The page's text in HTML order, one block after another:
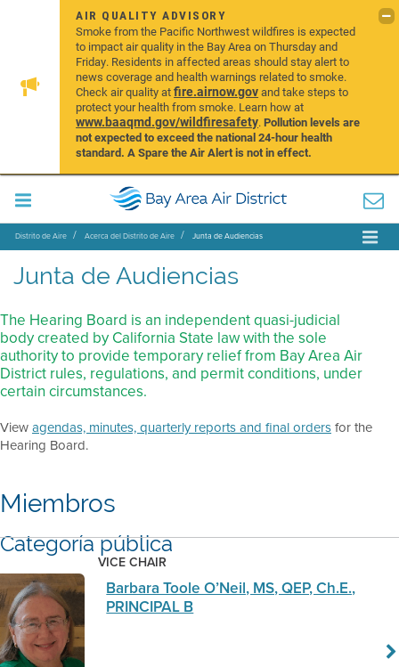
AIR QUALITY ADVISORY
Smoke from the Pacific Northwest wildfires is expected
to impact air quality in the Bay Area on Thursday and
Friday. Residents in affected areas should stay alert to
news coverage and health warnings related to smoke.
Check air quality atfire.airnow.govand take steps to
protect your health from smoke. Learn how at
www.baaqmd.gov/wildfiresafety.Pollution levels are
not expected to exceed the national 24-hour health
standard. A Spare the Air Alert is not in effect.
Distrito de Aire Acerca del Distrito de Aire Junta de Audiencias
Junta de Audiencias
The Hearing Board is an independent quasi-judicial
body created by California State law with the sole
authority to provide temporary relief from Bay Area Air
District rules, regulations, and permit conditions, under
certain circumstances.
Viewagendas, minutes, quarterly reports and final ordersfor the
Hearing Board.
Miembros
Categoría pública
VICE CHAIR
Barbara Toole O’Neil, MS, QEP, Ch.E.,
PRINCIPAL B